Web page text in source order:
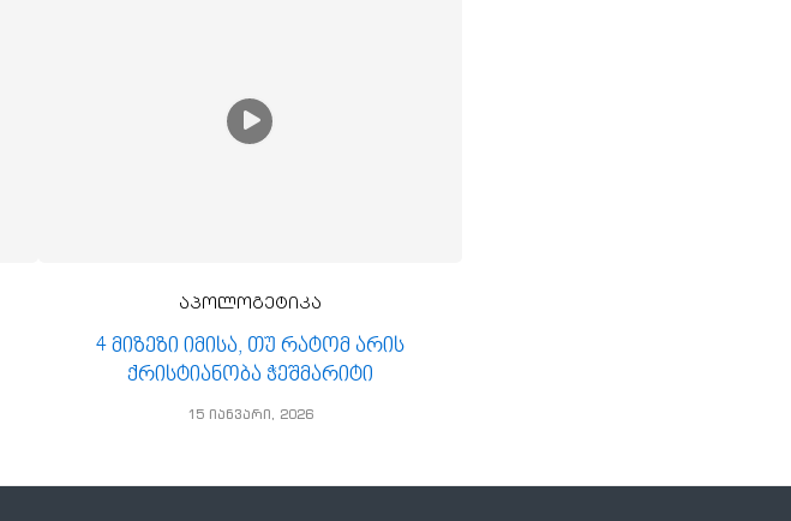
აპოლოგეტიკა
4 მიზეზი იმისა, თუ რატომ არის
ქრისტიანობა ჭეშმარიტი
15 იანვარი, 2026